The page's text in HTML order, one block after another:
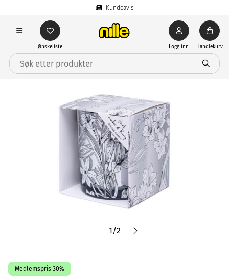
Kundeavis
Ønskeliste Logg inn Handlekurv
1/2
Medlemspris 30%